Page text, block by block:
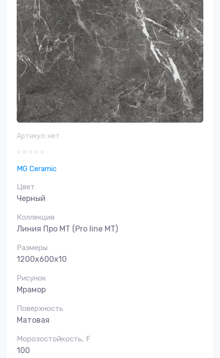
Артикул: нет
MG Ceramic
Цвет
Черный
Коллекция
Линия Про MT (Pro line MT)
Размеры
1200х600х10
Рисунок
Мрамор
Поверхность
Матовая
Морозостойкость, F
100